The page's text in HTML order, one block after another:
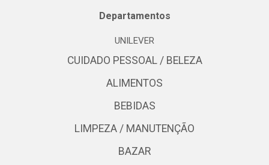
Departamentos
UNILEVER
CUIDADO PESSOAL / BELEZA
ALIMENTOS
BEBIDAS
LIMPEZA / MANUTENÇÃO
BAZAR